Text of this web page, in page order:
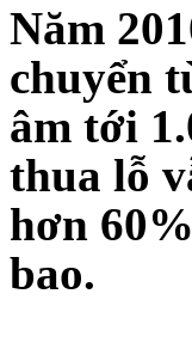
Năm
chuyển
âm tới
thua lỗ
hơn
bao.